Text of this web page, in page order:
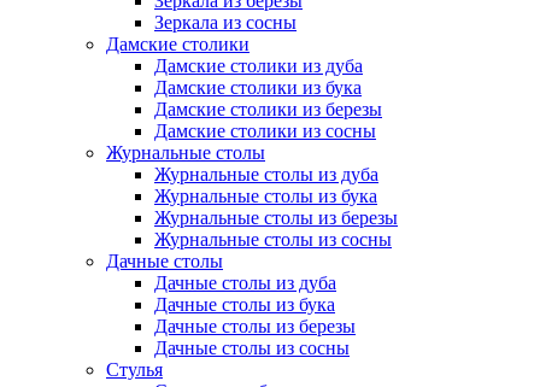
Зеркала из сосны
Дамские столики
Дамские столики из дуба
Дамские столики из бука
Дамские столики из березы
Дамские столики из сосны
Журнальные столы
Журнальные столы из дуба
Журнальные столы из бука
Журнальные столы из березы
Журнальные столы из сосны
Дачные столы
Дачные столы из дуба
Дачные столы из бука
Дачные столы из березы
Дачные столы из сосны
Стулья